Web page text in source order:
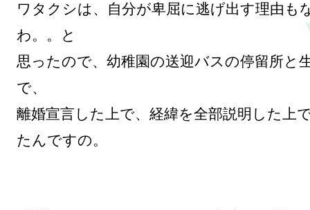
ワタクシは、自分が卑屈に逃げ出す理由も
わ。。と
思ったので、幼稚園の送迎バスの停留所と
で、
離婚宣言した上で、経緯を全部説明した上
たんですの。